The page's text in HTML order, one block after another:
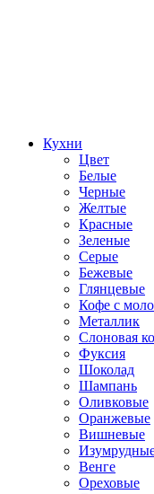
Кухни
Цвет
Белые
Черные
Желтые
Красные
Зеленые
Серые
Бежевые
Глянцевые
Кофе с
Металлик
Слоновая
Фуксия
Шоколад
Шампань
Оливковые
Оранжевые
Вишневые
Венге
Ореховые